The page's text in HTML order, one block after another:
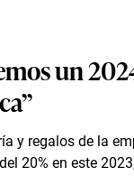
un
y regalos de la
20% en este